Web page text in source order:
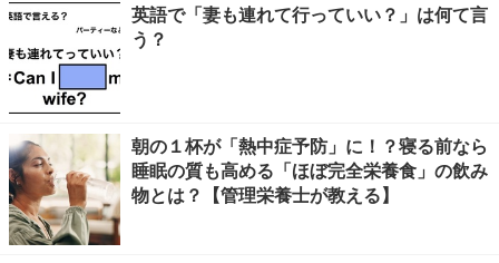
英語で「妻も連れて行っていい？」は何て言
う？
朝の１杯が「熱中症予防」に！？寝る前なら
睡眠の質も高める「ほぼ完全栄養食」の飲み
物とは？【管理栄養士が教える】